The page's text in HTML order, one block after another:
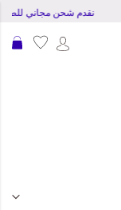
نقدم شحن مجاني للطلبات بقمية